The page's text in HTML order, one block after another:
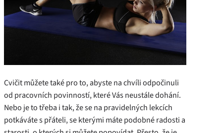
Cvičit můžete také pro to, abyste na chvíli odpočinuli
od pracovních povinností, které Vás neustále dohání.
Nebo je to třeba i tak, že se na pravidelných lekcích
potkáváte s přáteli, se kterými máte podobné radosti a